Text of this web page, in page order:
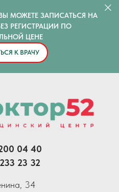
МОЖЕТЕ ЗАПИСАТЬСЯ НА
РЕГИСТРАЦИИ ПО
ЦЕНЕ
К ВРАЧУ
04 40
23 32
34